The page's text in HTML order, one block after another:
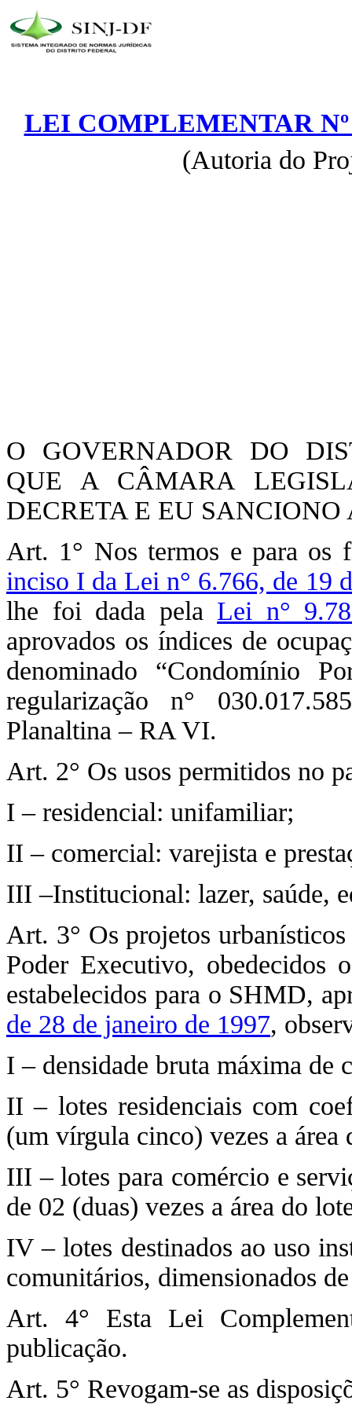
LEI COMPLEMENTAR
(Autoria do
O GOVERNADOR DO
QUE A CÂMARA
DECRETA E EU
Art. 1° Nos termos e para os
inciso I da Lei n° 6.766, de 19
lhe foi dada pela Lei n°
aprovados os índices de
denominado “Condomínio
regularização n°
Planaltina – RA VI.
Art. 2° Os usos permitidos no
I – residencial: unifamiliar;
II – comercial: varejista e
III –Institucional: lazer, saúde,
Art. 3° Os projetos
Poder Executivo, obedecidos
estabelecidos para o SHMD,
de 28 de janeiro de 1997,
I – densidade bruta máxima de
II – lotes residenciais com
(um vírgula cinco) vezes a área
III – lotes para comércio e
de 02 (duas) vezes a área do
IV – lotes destinados ao uso
comunitários, dimensionados
Art. 4° Esta Lei
publicação.
Art. 5° Revogam-se as